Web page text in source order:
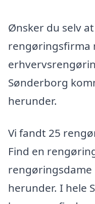
Ønsker du selv
rengøringsfirma
Sønderborg
herunder.
Vi fandt 25
Find en
rengøringsdame
herunder. I hele